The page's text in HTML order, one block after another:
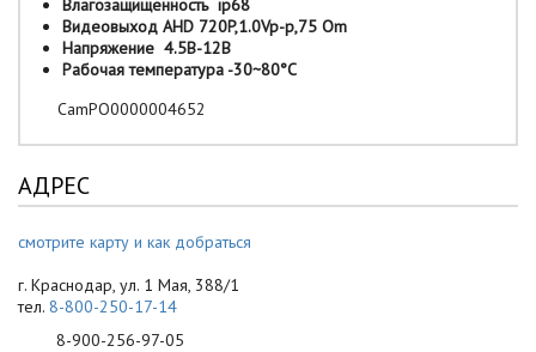
Влагозащищенность ip68
Видеовыход AHD 720P,1.0Vp-p,75 Om
Напряжение 4.5В-12В
Рабочая температура -30~80°C
CamPO0000004652
АДРЕС
смотрите карту и как добраться
г. Краснодар, ул. 1 Мая, 388/1
тел. 8-800-250-17-14
8-900-256-97-05